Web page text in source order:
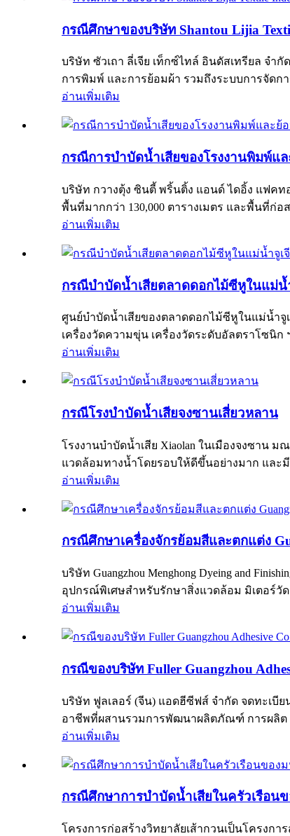
กรณีศึกษาของบริษัท Shantou Lijia
บริษัท ซัวเถา ลี่เจีย เท็กซ์ไทล์ อินดัสเทรียล จ
การพิมพ์ และการย้อมผ้า รวมถึงระบบการจัด
อ่านเพิ่มเติม
กรณีการบำบัดน้ำเสียของโรงงานพิมพ์แ
บริษัท กวางตุ้ง ซินตี้ พริ้นติ้ง แอนด์ ไดอิ้ง แฟคท
พื้นที่มากกว่า 130,000 ตารางเมตร และพื้นที่ก่อ
อ่านเพิ่มเติม
กรณีบำบัดน้ำเสียตลาดดอกไม้ซีหูในแม่น้
ศูนย์บำบัดน้ำเสียของตลาดดอกไม้ซีหูในแม่น้ำจู
เครื่องวัดความขุ่น เครื่องวัดระดับอัลตราโซนิก
อ่านเพิ่มเติม
กรณีโรงบำบัดน้ำเสียจงซานเสี่ยวหลาน
โรงงานบำบัดน้ำเสีย Xiaolan ในเมืองจงซาน
แวดล้อมทางน้ำโดยรอบให้ดีขึ้นอย่างมาก แล
อ่านเพิ่มเติม
กรณีศึกษาเครื่องจักรย้อมสีและตกแต่ง
บริษัท Guangzhou Menghong Dyeing and
อุปกรณ์พิเศษสำหรับรักษาสิ่งแวดล้อม มิเตอร์วัด
อ่านเพิ่มเติม
กรณีของบริษัท Fuller Guangzhou
บริษัท ฟูลเลอร์ (จีน) แอดฮีซีฟส์ จำกัด จดทะเบี
อาชีพที่ผสานรวมการพัฒนาผลิตภัณฑ์ การผลิต
อ่านเพิ่มเติม
กรณีศึกษาการบำบัดน้ำเสียในครัวเรือน
โครงการก่อสร้างวิทยาลัยเส้ากวนเป็นโครงก